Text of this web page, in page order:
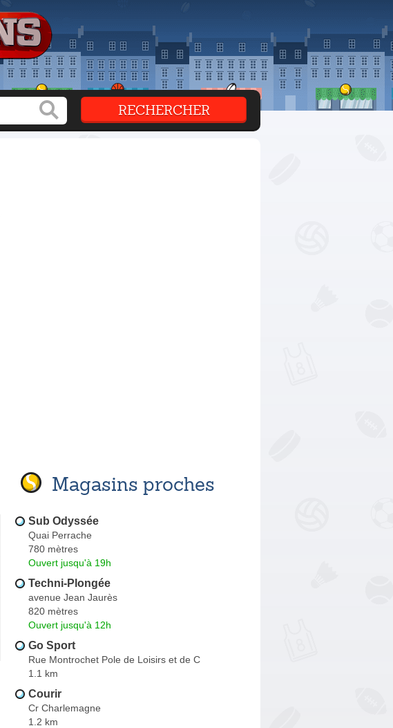
Magasins proches
Sub Odyssée
Quai Perrache
780 mètres
Ouvert jusqu'à 19h
Techni-Plongée
avenue Jean Jaurès
820 mètres
Ouvert jusqu'à 12h
Go Sport
Rue Montrochet Pole de Loisirs et de C
1.1 km
Courir
Cr Charlemagne
1.2 km